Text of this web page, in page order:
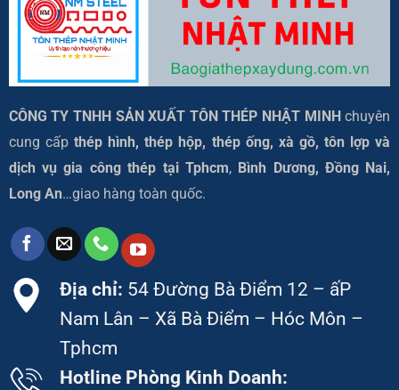
CÔNG TY TNHH SẢN XUẤT TÔN THÉP NHẬT MINHchuyên
cung cấpthép hình, thép hộp, thép ống, xà gồ, tôn lợp và
dịch vụ gia công thép tại Tphcm, Bình Dương, Đồng Nai,
Long An…giao hàng toàn quốc.
Địa chỉ: 54 Đường Bà Điểm 12 – ấP
Nam Lân – Xã Bà Điểm – Hóc Môn –
Tphcm
Hotline Phòng Kinh Doanh: